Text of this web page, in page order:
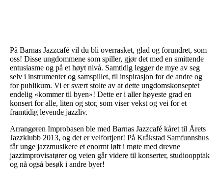
På Barnas Jazzcafé vil du bli overrasket, glad og forundret, som
oss! Disse ungdommene som spiller, gjør det med en smittende
entusiasme og på et høyt nivå. Samtidig legger de mye av seg
selv i instrumentet og samspillet, til inspirasjon for de andre og
for publikum. Vi er svært stolte av at dette ungdomskonseptet
endelig «kommer til byen»! Dette er i aller høyeste grad en
konsert for alle, liten og stor, som viser vekst og vei for et
framtidig levende jazzliv.
Arrangøren Improbasen ble med Barnas Jazzcafé kåret til Årets
Jazzklubb 2013, og det er velfortjent! På Kråkstad Samfunnshus
får unge jazzmusikere et enormt løft i møte med drevne
jazzimprovisatører og veien går videre til konserter, studioopptak
og nå også besøk i andre byer!